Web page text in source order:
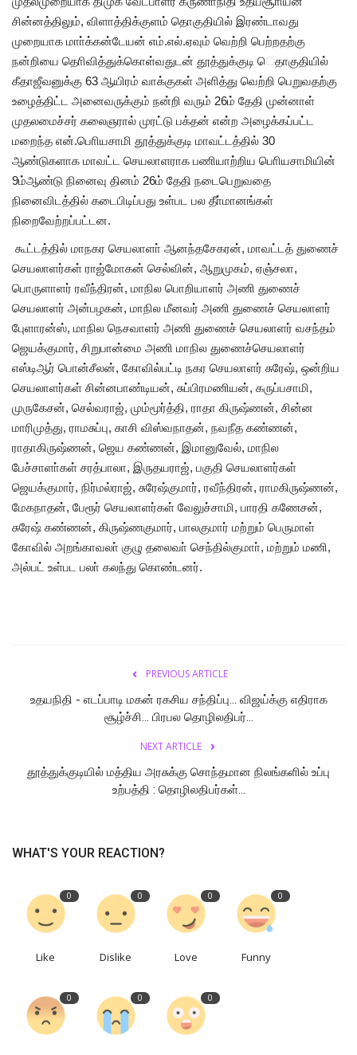
சின்னத்திலும், விளாத்திக்குளம் தொகுதியில் இரண்டாவது
முறையாக மாா்க்கன்டேயன் எம்.எல்.ஏவும் வெற்றி பெற்றதற்கு
நன்றியை தொிவித்துக்கொள்வதுடன் தூத்துக்குடி ெதாகுதியில்
கீதாஜீவனுக்கு 63 ஆயிரம் வாக்குகள் அளித்து வெற்றி பெறுவதற்கு
உழைத்திட்ட அனைவருக்கும் நன்றி வரும் 26ம் தேதி முன்னாள்
முதலமைச்சர் கலைஞரால் முரட்டு பக்தன் என்ற அழைக்கப்பட்ட
மறைந்த என்.பொியசாமி தூத்துக்குடி மாவட்டத்தில் 30
ஆண்டுகளாக மாவட்ட செயலாளராக பணியாற்றிய பொியசாமியின்
9ம்ஆண்டு நினைவு தினம் 26ம் தேதி நடைபெறுவதை
நினைவிடத்தில் கடைபிடிப்பது உள்பட பல தீா்மானங்கள்
நிறைவேற்றப்பட்டன.
கூட்டத்தில் மாநகர செயலாளா் ஆனந்தசேகரன், மாவட்டத் துணைச்
செயலாளர்கள் ராஜ்மோகன் செல்வின், ஆறுமுகம், ஏஞ்சலா,
பொருளாளர் ரவீந்திரன், மாநில பொறியாளர் அணி துணைச்
செயலாளர் அன்பழகன், மாநில மீனவர் அணி துணைச் செயலாளர்
புேளாரன்ஸ், மாநில நெசவாளர் அணி துணைச் செயலாளர் வசந்தம்
ஜெயக்குமார், சிறுபான்மை அணி மாநில துணைச்செயலாளர்
எஸ்டிஆர் பொன்சீலன், கோவில்பட்டி நகர செயலாளர் சுரேஷ், ஒன்றிய
செயலாளர்கள் சின்னபாண்டியன், சுப்பிரமணியன், கருப்பசாமி,
முருகேசன், செல்வராஜ், மும்மூர்த்தி, ராதா கிருஷ்ணன், சின்ன
மாரிமுத்து, ராமசுப்பு, காசி விஸ்வநாதன், நவநீத கண்ணன்,
ராதாகிருஷ்ணன், ஜெய கண்ணன், இமானுவேல், மாநில
பேச்சாளா்கள் சரத்பாலா, இருதயராஜ், பகுதி செயலாளர்கள்
ஜெயக்குமார், நிர்மல்ராஜ், சுரேஷ்குமார், ரவீந்திரன், ராமகிருஷ்ணன்,
மேகநாதன், பேரூர் செயலாளர்கள் வேலுச்சாமி, பாரதி கணேசன்,
சுரேஷ் கண்ணன், கிருஷ்ணகுமார், பாலகுமார் மற்றும் பெருமாள்
கோவில் அறங்காவலா் குழு தலைவா் செந்தில்குமாா், மற்றும் மணி,
அல்பட் உள்பட பலா் கலந்து கொண்டனர்.
PREVIOUS ARTICLE
உதயநிதி - எடப்பாடி மகன் ரகசிய சந்திப்பு... விஜய்க்கு எதிராக
சூழ்ச்சி... பிரபல தொழிலதிபர்...
NEXT ARTICLE
தூத்துக்குடியில் மத்திய அரசுக்கு சொந்தமான நிலங்களில் உப்பு
உற்பத்தி : தொழிலதிபர்கள்...
WHAT'S YOUR REACTION?
0
Like
0
Dislike
0
Love
0
Funny
0 0 0